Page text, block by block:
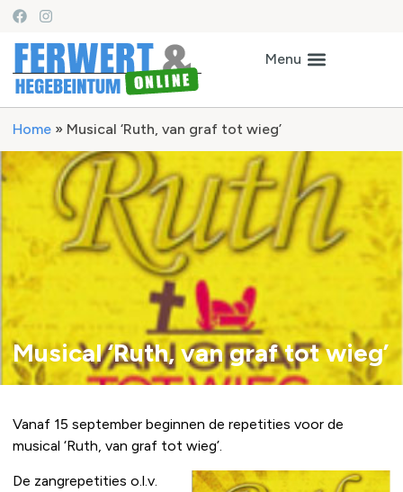
Home » Musical ‘Ruth, van graf tot wieg’
Musical ‘Ruth, van graf tot wieg’
Vanaf 15 september beginnen de repetities voor de
musical ‘Ruth, van graf tot wieg’.
De zangrepetities o.l.v.